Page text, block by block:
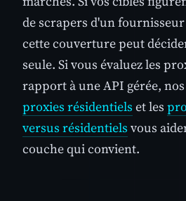
de scrapers d'un
cette couverture peut
seule. Si vous évaluez les
rapport à une API gérée,
proxies résidentiels et les
versus résidentiels vous
couche qui convient.